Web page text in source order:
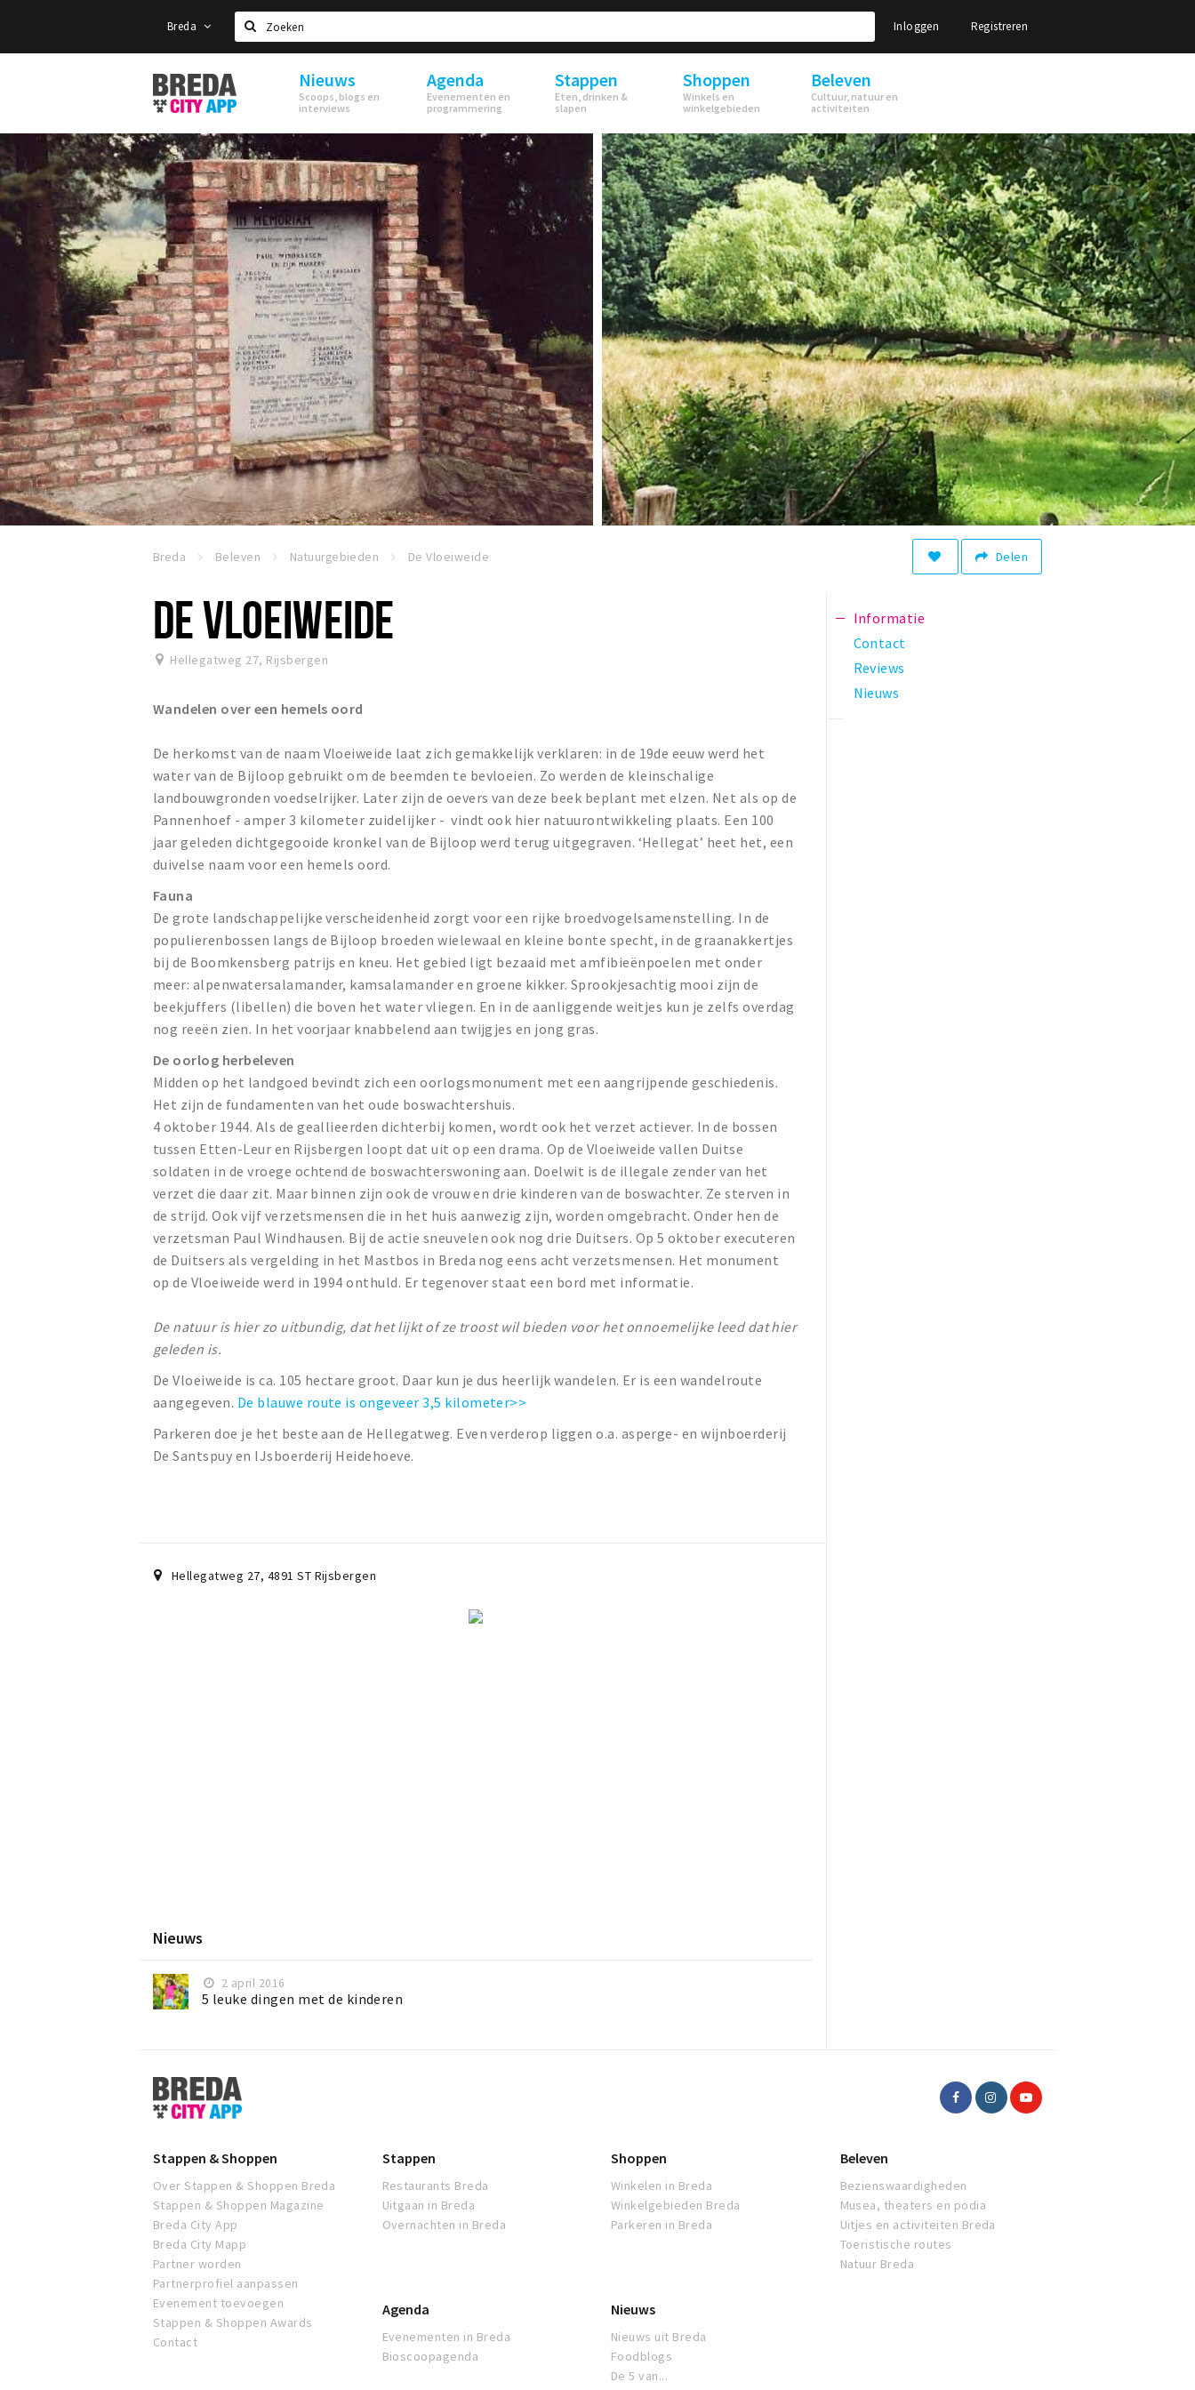
Breda
Zoeken
Inloggen Registreren
Stappen
&
Shoppen
Breda
Nieuws
Scoops, blogs en
interviews
Agenda
Evenementen en
programmering
Stappen
Eten, drinken &
slapen
Shoppen
Winkels en
winkelgebieden
Beleven
Cultuur, natuur en
activiteiten
Breda Beleven Natuurgebieden De Vloeiweide Delen
DE VLOEIWEIDE
Hellegatweg 27, Rijsbergen
Wandelen over een hemels oord
De herkomst van de naam Vloeiweide laat zich gemakkelijk verklaren: in de 19de eeuw werd het
water van de Bijloop gebruikt om de beemden te bevloeien. Zo werden de kleinschalige
landbouwgronden voedselrijker. Later zijn de oevers van deze beek beplant met elzen. Net als op de
Pannenhoef - amper 3 kilometer zuidelijker - vindt ook hier natuurontwikkeling plaats. Een 100
jaar geleden dichtgegooide kronkel van de Bijloop werd terug uitgegraven. ‘Hellegat’ heet het, een
duivelse naam voor een hemels oord.
Fauna
De grote landschappelijke verscheidenheid zorgt voor een rijke broedvogelsamenstelling. In de
populierenbossen langs de Bijloop broeden wielewaal en kleine bonte specht, in de graanakkertjes
bij de Boomkensberg patrijs en kneu. Het gebied ligt bezaaid met amfibieënpoelen met onder
meer: alpenwatersalamander, kamsalamander en groene kikker. Sprookjesachtig mooi zijn de
beekjuffers (libellen) die boven het water vliegen. En in de aanliggende weitjes kun je zelfs overdag
nog reeën zien. In het voorjaar knabbelend aan twijgjes en jong gras.
De oorlog herbeleven
Midden op het landgoed bevindt zich een oorlogsmonument met een aangrijpende geschiedenis.
Het zijn de fundamenten van het oude boswachtershuis.
4 oktober 1944. Als de geallieerden dichterbij komen, wordt ook het verzet actiever. In de bossen
tussen Etten-Leur en Rijsbergen loopt dat uit op een drama. Op de Vloeiweide vallen Duitse
soldaten in de vroege ochtend de boswachterswoning aan. Doelwit is de illegale zender van het
verzet die daar zit. Maar binnen zijn ook de vrouw en drie kinderen van de boswachter. Ze sterven in
de strijd. Ook vijf verzetsmensen die in het huis aanwezig zijn, worden omgebracht. Onder hen de
verzetsman Paul Windhausen. Bij de actie sneuvelen ook nog drie Duitsers. Op 5 oktober executeren
de Duitsers als vergelding in het Mastbos in Breda nog eens acht verzetsmensen. Het monument
op de Vloeiweide werd in 1994 onthuld. Er tegenover staat een bord met informatie.
De natuur is hier zo uitbundig, dat het lijkt of ze troost wil bieden voor het onnoemelijke leed dat hier
geleden is.
De Vloeiweide is ca. 105 hectare groot. Daar kun je dus heerlijk wandelen. Er is een wandelroute
aangegeven. De blauwe route is ongeveer 3,5 kilometer>>
Parkeren doe je het beste aan de Hellegatweg. Even verderop liggen o.a. asperge- en wijnboerderij
De Santspuy en IJsboerderij Heidehoeve.
Hellegatweg 27, 4891 ST Rijsbergen
Nieuws
2 april 2016
5 leuke dingen met de kinderen
Informatie
Contact
Reviews
Nieuws
Stappen
&
Shoppen
Stappen & Shoppen
Over Stappen & Shoppen Breda
Stappen & Shoppen Magazine
Breda City App
Breda City Mapp
Partner worden
Partnerprofiel aanpassen
Evenement toevoegen
Stappen & Shoppen Awards
Contact
Stappen
Restaurants Breda
Uitgaan in Breda
Overnachten in Breda
Shoppen
Winkelen in Breda
Winkelgebieden Breda
Parkeren in Breda
Beleven
Bezienswaardigheden
Musea, theaters en podia
Uitjes en activiteiten Breda
Toeristische routes
Natuur Breda
Agenda
Evenementen in Breda
Bioscoopagenda
Nieuws
Nieuws uit Breda
Foodblogs
De 5 van...